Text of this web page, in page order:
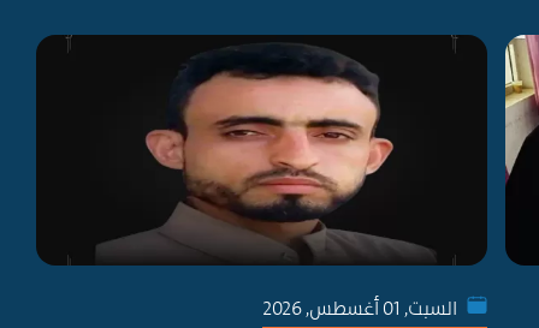
السبت, 01 أغسطس, 2026